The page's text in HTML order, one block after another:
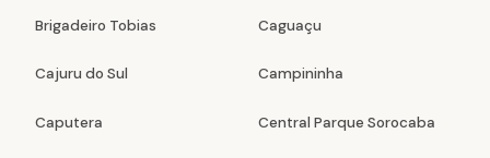
Brigadeiro Tobias Caguaçu
Cajuru do Sul Campininha
Caputera Central Parque Sorocaba